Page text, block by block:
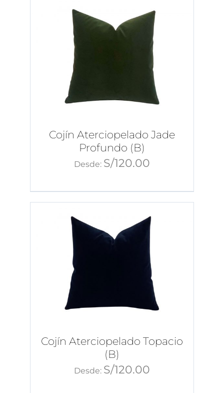
Cojín Aterciopelado Jade
Profundo (B)
Desde: S/120.00
Cojín Aterciopelado Topacio
(B)
Desde: S/120.00